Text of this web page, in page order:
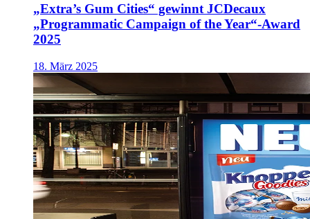
„Extra’s Gum Cities“ gewinnt JCDecaux
„Programmatic Campaign of the Year“-Award
2025
18. März 2025